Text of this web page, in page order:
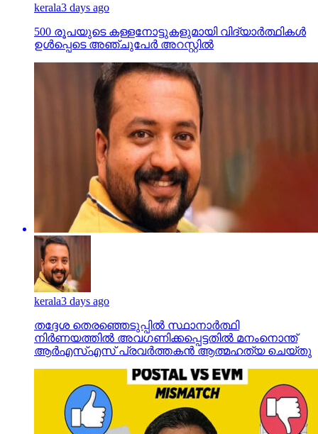
kerala3 days ago
500 രൂപയുടെ കള്ളനോട്ടുകളുമായി വിദ്യാര്‍ത്ഥികള്‍
ഉള്‍പ്പെടെ അഞ്ചുപേര്‍ അറസ്റ്റില്‍
kerala3 days ago
തദ്ദേശ തെരഞ്ഞെടുപ്പില്‍ സ്ഥാനാര്‍ത്ഥി
നിര്‍ണയത്തില്‍ അവഗണിക്കപ്പെട്ടതില്‍ മനംനൊന്ത്
ആര്‍എസ്എസ് പ്രവര്‍ത്തകന്‍ ആത്മഹത്യ ചെയ്തു